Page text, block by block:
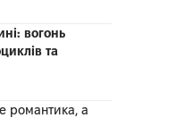
вогонь
та
романтика, а